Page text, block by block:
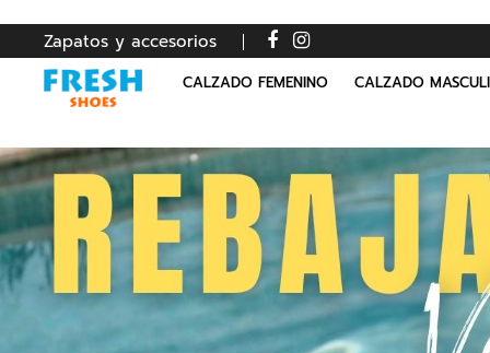
Zapatos y accesorios
CALZADO FEMENINO CALZADO